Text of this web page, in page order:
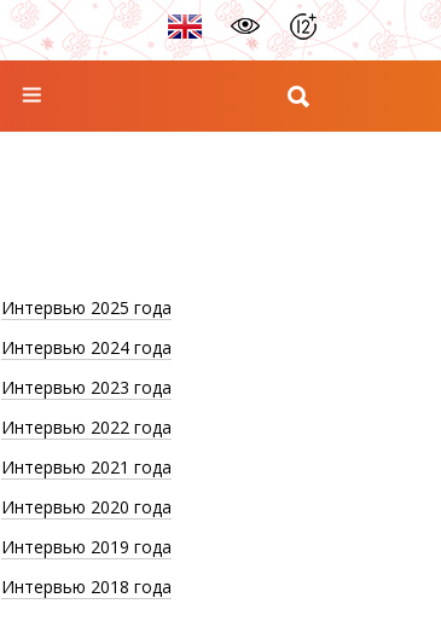
Интервью 2025 года
Интервью 2024 года
Интервью 2023 года
Интервью 2022 года
Интервью 2021 года
Интервью 2020 года
Интервью 2019 года
Интервью 2018 года